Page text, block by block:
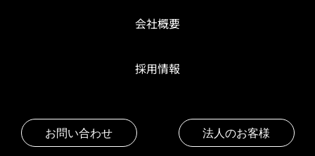
会社概要
採用情報
お問い合わせ 法人のお客様